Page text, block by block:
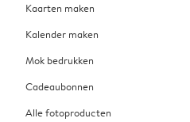
Kaarten maken
Kalender maken
Mok bedrukken
Cadeaubonnen
Alle fotoproducten